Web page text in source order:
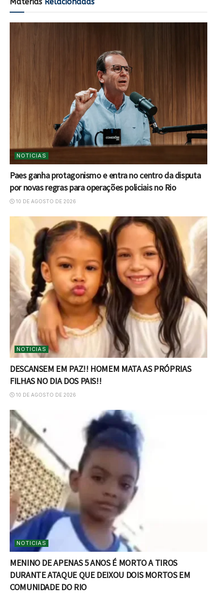
NOTICIAS
Paes ganha protagonismo e entra no centro da disputa
por novas regras para operações policiais no Rio
10 DE AGOSTO DE 2026
NOTICIAS
DESCANSEM EM PAZ!! HOMEM MATA AS PRÓPRIAS
FILHAS NO DIA DOS PAIS!!
10 DE AGOSTO DE 2026
NOTICIAS
MENINO DE APENAS 5 ANOS É MORTO A TIROS
DURANTE ATAQUE QUE DEIXOU DOIS MORTOS EM
COMUNIDADE DO RIO